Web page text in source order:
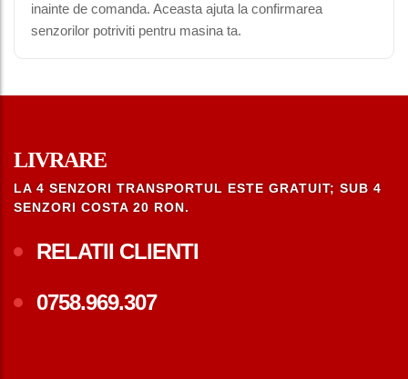
inainte de comanda. Aceasta ajuta la confirmarea
senzorilor potriviti pentru masina ta.
LIVRARE
LA 4 SENZORI TRANSPORTUL ESTE GRATUIT; SUB 4
SENZORI COSTA 20 RON.
RELATII CLIENTI
0758.969.307